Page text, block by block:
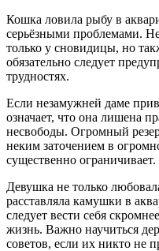
Кошка ловила рыбу в
серьёзными проблемами.
только у сновидицы, но
обязательно следует
трудностях.
Если незамужней даме
означает, что она лишена
несвободы. Огромный
неким заточением в
существенно ограничивает.
Девушка не только
расставляла камушки в
следует вести себя
жизнь. Важно научиться
советов, если их никто не